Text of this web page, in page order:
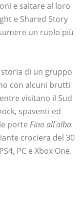
e saltare al loro
e Shared Story
un ruolo più
storia di un gruppo
con alcuni brutti
visitano il Sud
spaventi ed
porte Fino all'alba.
crociera del 30
PC e Xbox One.